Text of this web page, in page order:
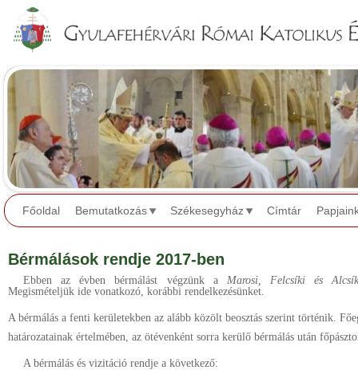
Főoldal Bemutatkozás Székesegyház Címtár
Bérmálások rendje 2017-ben
Ebben az évben bérmálást végzünk aMarosi, Felcsíki és
Megismételjük ide vonatkozó, korábbi rendelkezésünket.
A bérmálás a fenti kerületekben az alább közölt beosztás szerint történik.
határozatainak értelmében, az ötévenként sorra kerülő bérmálás után
A bérmálás és vizitáció rendje a következő: